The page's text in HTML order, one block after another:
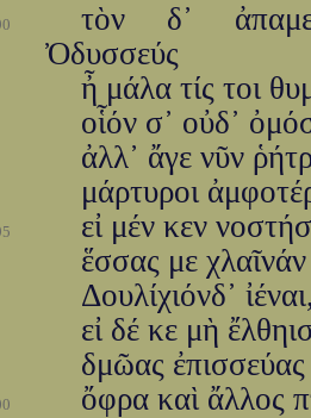
τὸν δ᾽
Ὀδυσσεύς
ἦ μάλα τίς τοι
οἷόν σ᾽ οὐδ᾽
ἀλλ᾽ ἄγε νῦν
μάρτυροι
εἰ μέν κεν
ἕσσας με
Δουλίχιόνδ᾽
εἰ δέ κε μὴ
δμῶας
ὄφρα καὶ ἄλλος